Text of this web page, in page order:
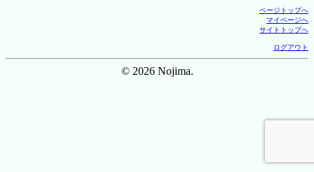
ページトップへ
マイページへ
サイトトップへ
ログアウト
© 2026 Nojima.